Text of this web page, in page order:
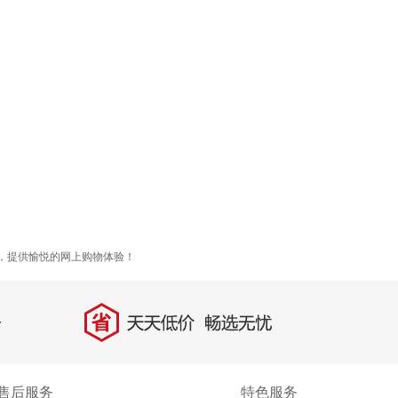
供愉悦的网上购物体验！
省 天天低价，畅选无忧
后服务 特色服务